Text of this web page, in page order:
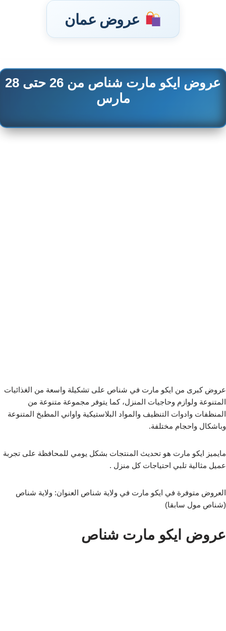
عروض عمان
تخطى
إلى
عروض ايكو مارت شناص من 26 حتى 28
مارس
عروض كبرى من ايكو مارت في شناص على تشكيلة واسعة من الغذائيات
المتنوعة ولوازم وحاجيات المنزل، كما يتوفر مجموعة متنوعة من
المنظفات وادوات التنظيف والمواد البلاستيكية واواني المطبخ المتنوعة
وباشكال واحجام مختلفة.
مايميز ايكو مارت هو تحديث المنتجات بشكل يومي للمحافظة على تجربة
عميل مثالية تلبي احتياجات كل منزل .
العروض متوفرة في ايكو مارت في ولاية شناص العنوان: ولاية شناص
(شناص مول سابقا)
عروض ايكو مارت شناص